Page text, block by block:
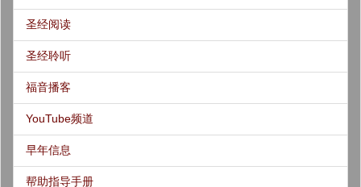
圣经阅读
圣经聆听
福音播客
YouTube频道
早年信息
帮助指导手册